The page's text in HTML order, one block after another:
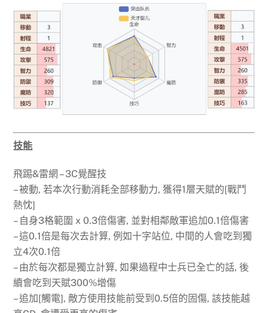
技能
飛踢&雷網 – 3C覺醒技
– 被動, 若本次行動消耗全部移動力, 獲得1層天賦的[戰鬥
熱忱]
– 自身3格範圍 x 0.3倍傷害, 並對相鄰敵軍追加0.1倍傷害
– 這0.1倍是每次去計算, 例如十字站位, 中間的人會吃到獨
立4次0.1倍
– 由於每次都是獨立計算, 如果過程中士兵已全亡的話, 後
續會吃到天賦300%增傷
– 追加[觸電], 敵方使用技能前受到0.5倍的固傷, 該技能越